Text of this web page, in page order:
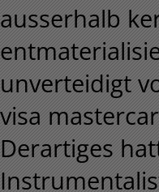
ausserhalb
unverteidigt
visa
Derartiges